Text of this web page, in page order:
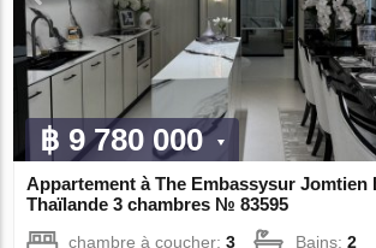
฿ 9 780 000
Appartement à The Embassysur Jomtien
Thaïlande 3 chambres № 83595
chambre à coucher:3 Bains:2